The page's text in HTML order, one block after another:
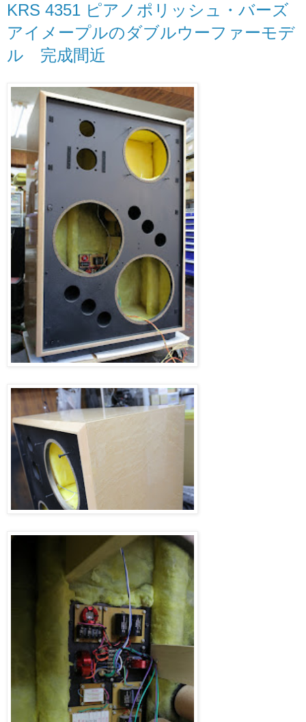
KRS 4351 ピアノポリッシュ・バーズ
アイメープルのダブルウーファーモデ
ル 完成間近